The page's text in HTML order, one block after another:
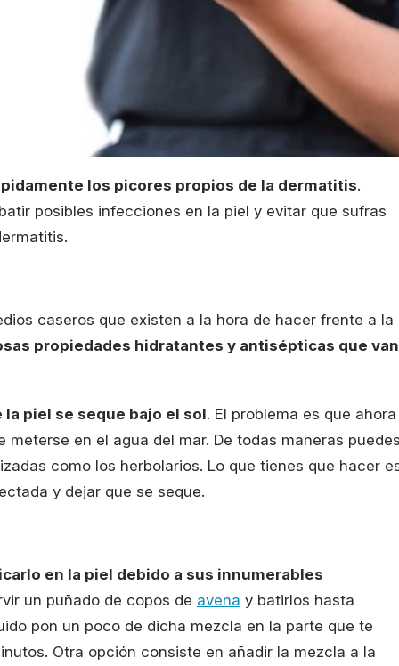
los picores propios de la dermatitis.
posibles infecciones en la piel y evitar que sufras
caseros que existen a la hora de hacer frente a la
propiedades hidratantes y antisépticas que van
piel se seque bajo el sol. El problema es que ahora
en el agua del mar. De todas maneras
como los herbolarios. Lo que tienes que hacer
y dejar que se seque.
en la piel debido a sus innumerables
un puñado de copos de avena y batirlos hasta
pon un poco de dicha mezcla en la parte que te
Otra opción consiste en añadir la mezcla a la